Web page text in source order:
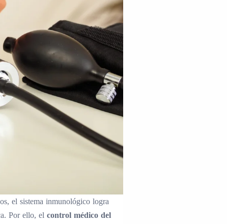
el sistema inmunológico logra
Por ello, el control médico del